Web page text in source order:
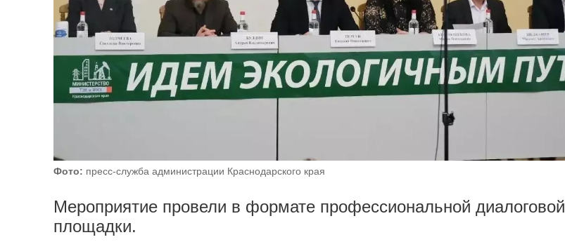
Фото: пресс-служба администрации Краснодарского края
Мероприятие провели в формате профессиональной диалоговой
площадки.